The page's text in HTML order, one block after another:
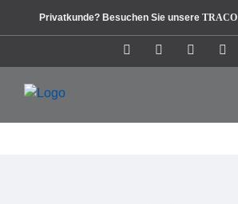
Privatkunde? Besuchen Sie unsere TRACO
InstagramFacebookPinterest